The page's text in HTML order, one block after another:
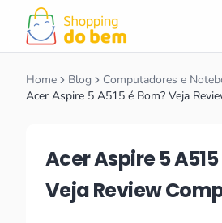
Home Blog
Computadores e
Acer Aspire 5 A515 é Bom? Veja
Acer Aspire 5
Veja Review